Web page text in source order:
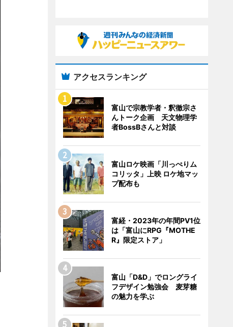
アクセスランキング
富山で宗教学者・釈徹宗さ
んトーク企画 天文物理学
者BossBさんと対談
富山ロケ映画「川っぺりム
コリッタ」上映 ロケ地マッ
プ配布も
富経・2023年の年間PV1位
は「富山にRPG『MOTHE
R』限定ストア」
富山「D&D」でロングライ
フデザイン勉強会 麦芽糖
の魅力を学ぶ